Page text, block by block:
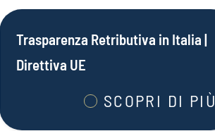
Trasparenza Retributiva in Italia |
Direttiva UE
SCOPRI DI PIÙ